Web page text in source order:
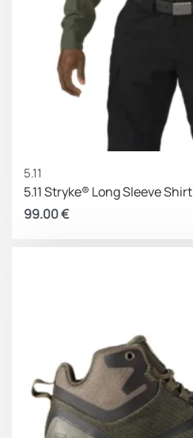
5.11
5.11 Stryke® Long Sleeve Shirt
99.00€